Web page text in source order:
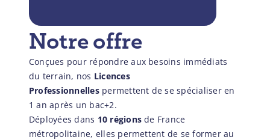
Notre offre
Conçues pour répondre aux besoins immédiats
du terrain, nos Licences
Professionnellespermettent de se spécialiser en
1 an après un bac+2.
Déployées dans 10 régions de France
métropolitaine, elles permettent de se former au